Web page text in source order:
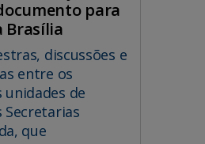
para
Brasília
discussões e
entre os
de
Secretarias
que